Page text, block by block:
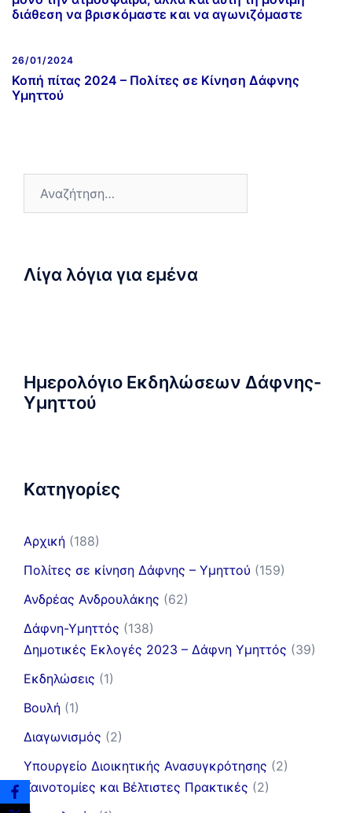
διάθεση να βρισκόμαστε και να αγωνιζόμαστε
26/01/2024
Κοπή πίτας 2024 – Πολίτες σε Κίνηση Δάφνης
Υμηττού
Λίγα λόγια για εμένα
Ημερολόγιο Εκδηλώσεων Δάφνης-
Υμηττού
Kατηγορίες
Αρχική (188)
Πολίτες σε κίνηση Δάφνης – Υμηττού (159)
Ανδρέας Ανδρουλάκης (62)
Δάφνη-Υμηττός (138)
Δημοτικές Εκλογές 2023 – Δάφνη Υμηττός (39)
Εκδηλώσεις (1)
Βουλή (1)
Διαγωνισμός (2)
Υπουργείο Διοικητικής Ανασυγκρότησης (2)
Καινοτομίες και Βέλτιστες Πρακτικές (2)